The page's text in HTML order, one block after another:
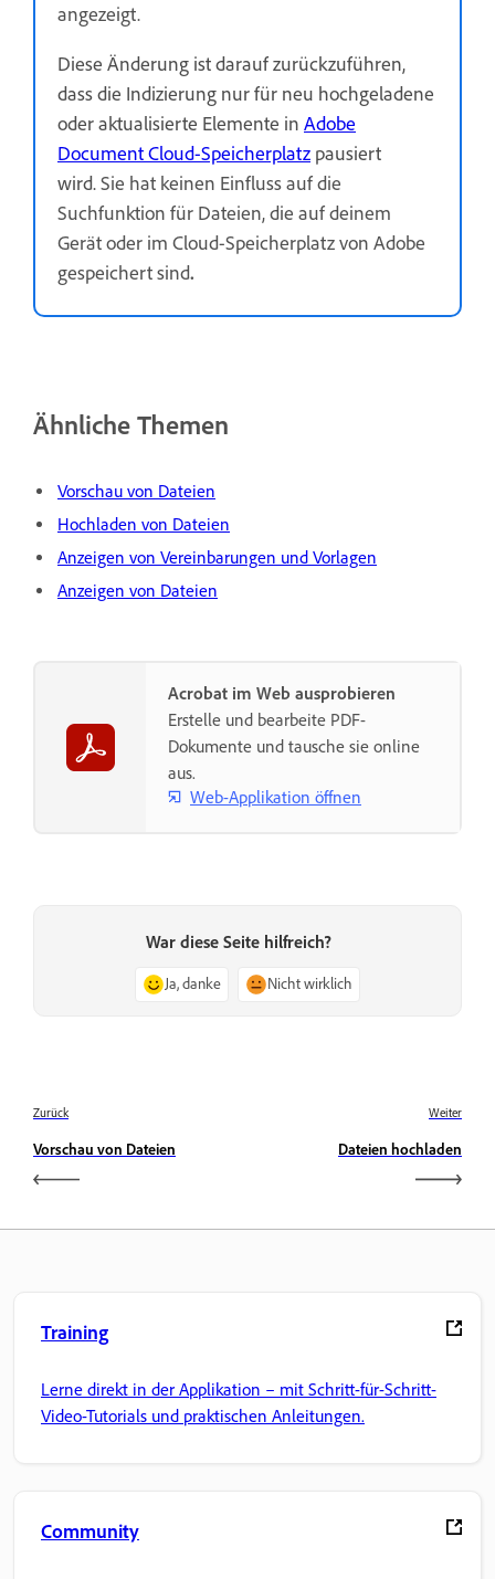
angezeigt.
Diese Änderung ist darauf zurückzuführen,
dass die Indizierung nur für neu hochgeladene
oder aktualisierte Elemente in Adobe
Document Cloud-Speicherplatz pausiert
wird.Sie hat keinen Einfluss auf die
Suchfunktion für Dateien, die auf deinem
Gerät oder im Cloud-Speicherplatz von Adobe
gespeichert sind.
Ähnliche Themen
Vorschau von Dateien
Hochladen von Dateien
Anzeigen von Vereinbarungen und Vorlagen
Anzeigen von Dateien
Acrobat im Web ausprobieren
Erstelle und bearbeite PDF-
Dokumente und tausche sie online
aus.
Web-Applikation öffnen
War diese Seite hilfreich?
Ja, danke Nicht wirklich
Zurück
Vorschau von Dateien
Weiter
Dateien hochladen
Training
Lerne direkt in der Applikation – mit Schritt-für-Schritt-
Video-Tutorials und praktischen Anleitungen.
Community